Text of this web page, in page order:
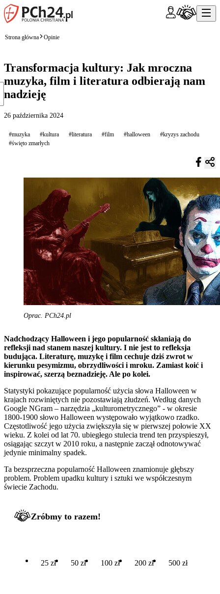
Strona główna Opinie
Transformacja kultury: Jak mroczna
muzyka, film i literatura odbierają nam
nadzieję
26 października 2024
#muzyka #kultura #literatura #film #halloween
#kryzys zachodu
#święto zmarłych
Oprac. PCh24.pl
Nadchodzący Halloween i jego popularność skłaniają do
refleksji nad stanem naszej kultury. I nie jest to refleksja
budująca. Literaturę, muzykę i film cechuje dziś zwrot w
kierunku pesymizmu, obrzydliwości i mroku. Zamiast koić i
inspirować, szerzą beznadzieję. Ale po kolei.
Statystyki pokazujące popularność użycia słowa Halloween w
krajach rozwiniętych nie pozostawiają złudzeń. Według danych
Google NGram – narzędzia „kulturometrycznego” - w okresie
1800-1900 słowo Halloween występowało wyjątkowo rzadko.
Częstotliwość jego użycia zwiększyła się w pierwszej połowie XX
wieku. Z kolei od lat 70. ubiegłego stulecia trend ten przyspieszył,
osiągając szczyt w 2010 roku, a następnie zaczął odnotowywać
jedynie minimalny spadek.
Ta bezsprzeczna popularność Halloween znamionuje głębszy
problem. Problem upadku kultury i sztuki we współczesnym
świecie Zachodu.
Zróbmy to razem!
25 zł 50 zł 100 zł 200 zł 500 zł